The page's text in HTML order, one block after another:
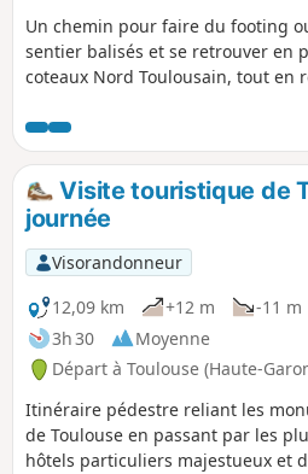
Un chemin pour faire du footing
sentier balisés et se retrouver en
coteaux Nord Toulousain, tout en
panoramas, entre autre un beau
Toulouse avec en fond la chaîne
uniquement par temps très
physique le parcours peut se
variantes, ou en plusieurs circuits.
Visite touristique de
journée
Visorandonneur
12,09 km
+12 m
-11 m
3h 30
Moyenne
Départ à Toulouse (Haute-
Itinéraire pédestre reliant les
de Toulouse en passant par les
hôtels particuliers majestueux et